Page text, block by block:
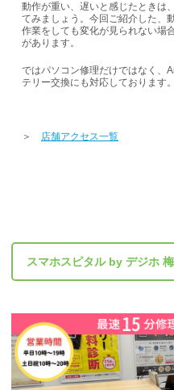
動作が重い、遅いと感じたときは
てみましょう。今回ご紹介した、
作業をしても変化が見られない場
があります。
ではパソコン修理だけではなく、
テリー交換にも対応しております
＞ 店舗アクセス一覧
スマホスピタル by デジホ